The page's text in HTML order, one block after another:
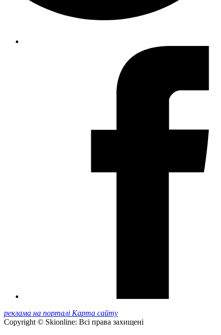
реклама на порталі Карта сайту
Copyright © Skionline: Всі права захищені